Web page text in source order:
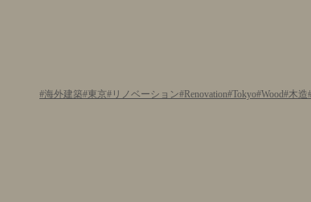
海外建築 東京 リノベーション Renovation Tokyo Wood 木造